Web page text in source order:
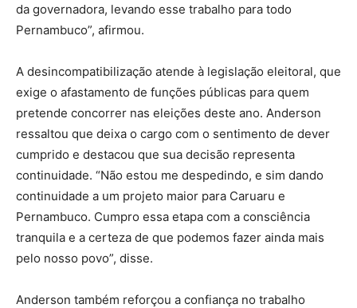
da governadora, levando esse trabalho para todo
Pernambuco”, afirmou.
A desincompatibilização atende à legislação eleitoral, que
exige o afastamento de funções públicas para quem
pretende concorrer nas eleições deste ano. Anderson
ressaltou que deixa o cargo com o sentimento de dever
cumprido e destacou que sua decisão representa
continuidade. “Não estou me despedindo, e sim dando
continuidade a um projeto maior para Caruaru e
Pernambuco. Cumpro essa etapa com a consciência
tranquila e a certeza de que podemos fazer ainda mais
pelo nosso povo”, disse.
Anderson também reforçou a confiança no trabalho